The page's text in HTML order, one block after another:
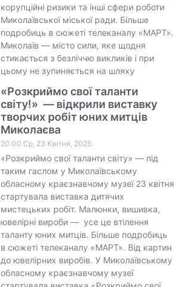
корупційні ризики та інші сфери роботи
Миколаївської міської ради. Більше
подробиць в сюжеті телеканалу «МАРТ».
Миколаїв — місто сили, яке щодня
стикається з безліччю викликів і при
цьому не зупиняється на шляху
«Розкриймо свої таланти
світу!» — відкрили виставку
творчих робіт юних митців
Миколаєва
20:00 Ср, 23 Квітня, 2025
«Розкриймо свої таланти світу» — під
таким гаслом у Миколаївському
обласному краєзнавчому музеї 23 квітня
стартувала виставка дитячих
мистецьких робіт. Малюнки, вишивка,
ювелірні вироби — усе це втілення
таланту юних митців. Більше подробиць
в сюжеті телеканалу «МАРТ». Від картин
до ювелірних виробів. У Миколаївському
обласному краєзнавчому музеї